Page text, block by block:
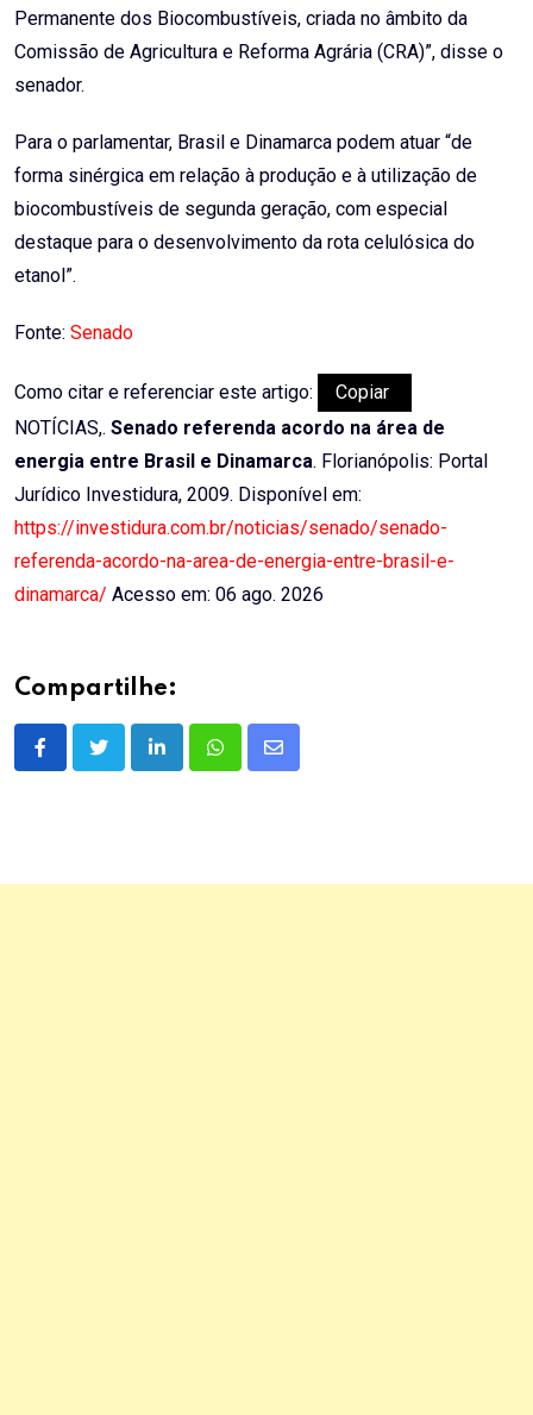
Permanente dos Biocombustíveis, criada no âmbito da
Comissão de Agricultura e Reforma Agrária (CRA)”, disse o
senador.
Para o parlamentar, Brasil e Dinamarca podem atuar “de
forma sinérgica em relação à produção e à utilização de
biocombustíveis de segunda geração, com especial
destaque para o desenvolvimento da rota celulósica do
etanol”.
Fonte: Senado
Como citar e referenciar este artigo:
Copiar
NOTÍCIAS,. Senado referenda acordo na área de
energia entre Brasil e Dinamarca. Florianópolis: Portal
Jurídico Investidura, 2009. Disponível em:
https://investidura.com.br/noticias/senado/senado-
referenda-acordo-na-area-de-energia-entre-brasil-e-
dinamarca/ Acesso em: 06 ago. 2026
Compartilhe:
LinkedInWhatsappShare